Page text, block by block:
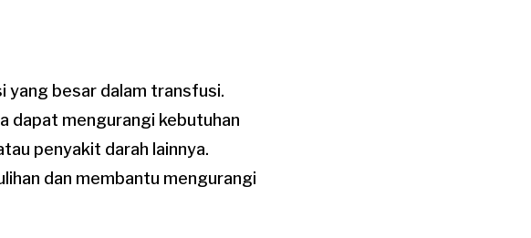
yang besar dalam transfusi.
dapat mengurangi kebutuhan
penyakit darah lainnya.
dan membantu mengurangi